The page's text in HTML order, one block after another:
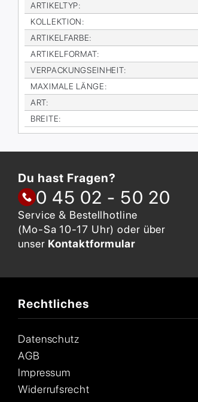
AR­TI­KEL­TYP:
KOL­LEK­TI­ON:
AR­TI­KEL­FAR­BE:
AR­TI­KEL­FOR­MAT:
VER­PA­CKUNGS­EIN­HEIT:
MA­XI­MA­LE LÄN­GE:
ART:
BREI­TE:
Du hast Fragen?
0 45 02 - 50 20
Service & Bestellhotline
(Mo-Sa 10-17 Uhr) oder über
unser Kontaktformular
Rechtliches
Datenschutz
AGB
Impressum
Widerrufsrecht